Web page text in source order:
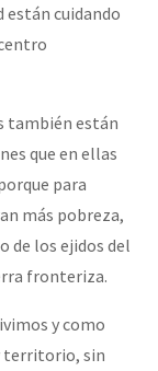
están cuidando
también están
que en ellas
para
más pobreza,
de los ejidos del
fronteriza.
y como
territorio, sin